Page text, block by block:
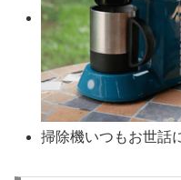
掃除機いつもお世話